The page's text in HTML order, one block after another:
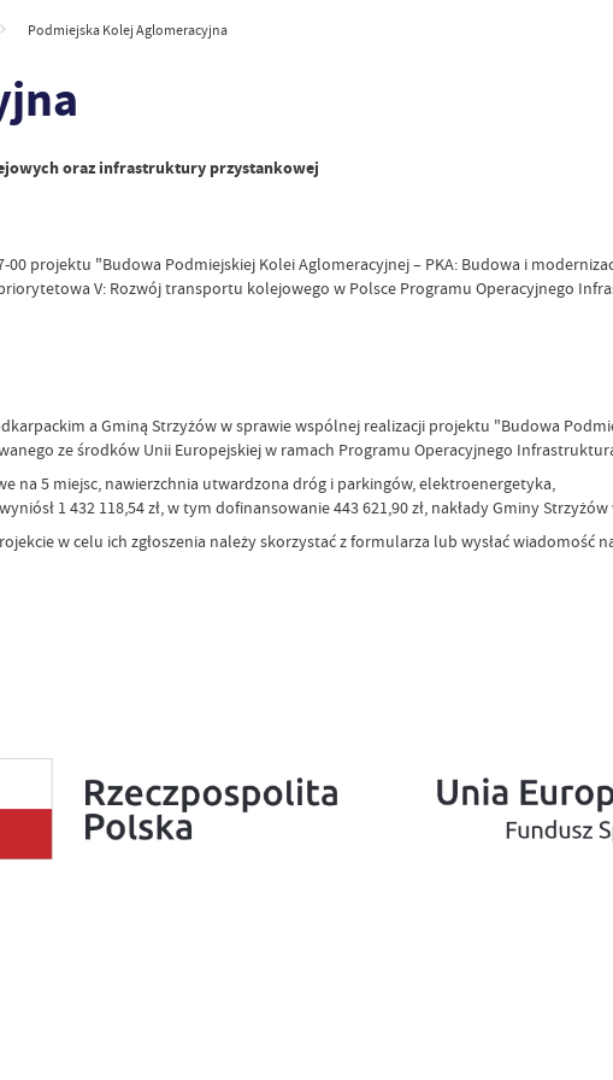
Podmiejska Kolej Aglomeracyjna
oraz infrastruktury przystankowej
00 projektu "Budowa Podmiejskiej Kolei Aglomeracyjnej – PKA: Budowa i
V: Rozwój transportu kolejowego w Polsce Programu Operacyjnego
a Gminą Strzyżów w sprawie wspólnej realizacji projektu "Budowa
ze środków Unii Europejskiej w ramach Programu Operacyjnego
na 5 miejsc, nawierzchnia utwardzona dróg i parkingów, elektroenergetyka,
1 432 118,54 zł, w tym dofinansowanie 443 621,90 zł, nakłady Gminy Strzyżów
w celu ich zgłoszenia należy skorzystać z formularza lub wysłać wiadomość